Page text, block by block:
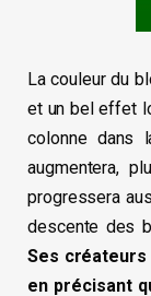
La couleur du
et un bel effet
colonne dans
augmentera,
progressera
descente des
Ses créateurs
en précisant